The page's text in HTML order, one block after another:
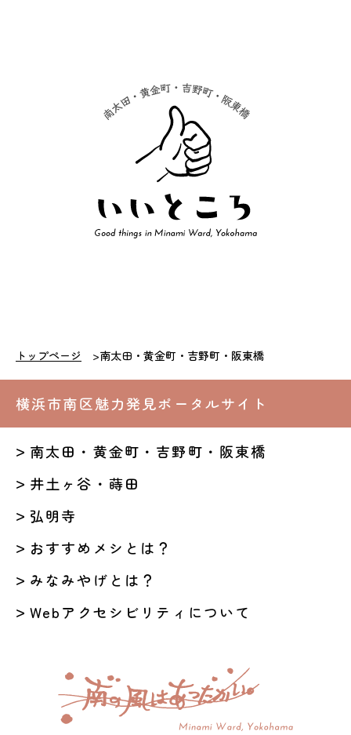
トップページ 南太田・黄金町・吉野町・阪東橋
横浜市南区魅力発見ポータルサイト
南太田・黄金町・吉野町・阪東橋
井土ヶ谷・蒔田
弘明寺
おすすめメシとは？
みなみやげとは？
Webアクセシビリティについて